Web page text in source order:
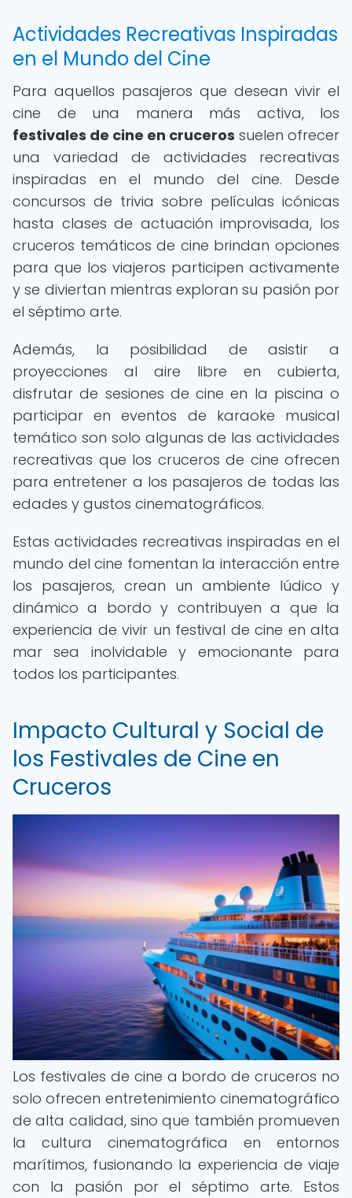
Actividades Recreativas Inspiradas
en el Mundo del Cine
Para aquellos pasajeros que desean vivir el
cine de una manera más activa, los
festivales de cine en cruceros suelen ofrecer
una variedad de actividades recreativas
inspiradas en el mundo del cine. Desde
concursos de trivia sobre películas icónicas
hasta clases de actuación improvisada, los
cruceros temáticos de cine brindan opciones
para que los viajeros participen activamente
y se diviertan mientras exploran su pasión por
el séptimo arte.
Además, la posibilidad de asistir a
proyecciones al aire libre en cubierta,
disfrutar de sesiones de cine en la piscina o
participar en eventos de karaoke musical
temático son solo algunas de las actividades
recreativas que los cruceros de cine ofrecen
para entretener a los pasajeros de todas las
edades y gustos cinematográficos.
Estas actividades recreativas inspiradas en el
mundo del cine fomentan la interacción entre
los pasajeros, crean un ambiente lúdico y
dinámico a bordo y contribuyen a que la
experiencia de vivir un festival de cine en alta
mar sea inolvidable y emocionante para
todos los participantes.
Impacto Cultural y Social de
los Festivales de Cine en
Cruceros
Los festivales de cine a bordo de cruceros no
solo ofrecen entretenimiento cinematográfico
de alta calidad, sino que también promueven
la cultura cinematográfica en entornos
marítimos, fusionando la experiencia de viaje
con la pasión por el séptimo arte. Estos